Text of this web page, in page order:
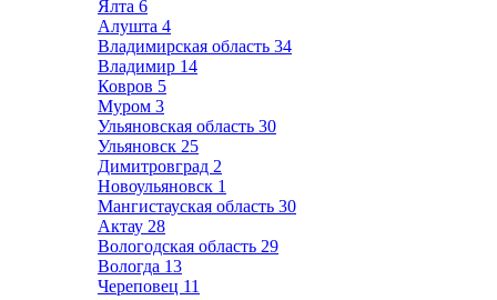
Ялта 6
Алушта 4
Владимирская область 34
Владимир 14
Ковров 5
Муром 3
Ульяновская область 30
Ульяновск 25
Димитровград 2
Новоульяновск 1
Мангистауская область 30
Актау 28
Вологодская область 29
Вологда 13
Череповец 11